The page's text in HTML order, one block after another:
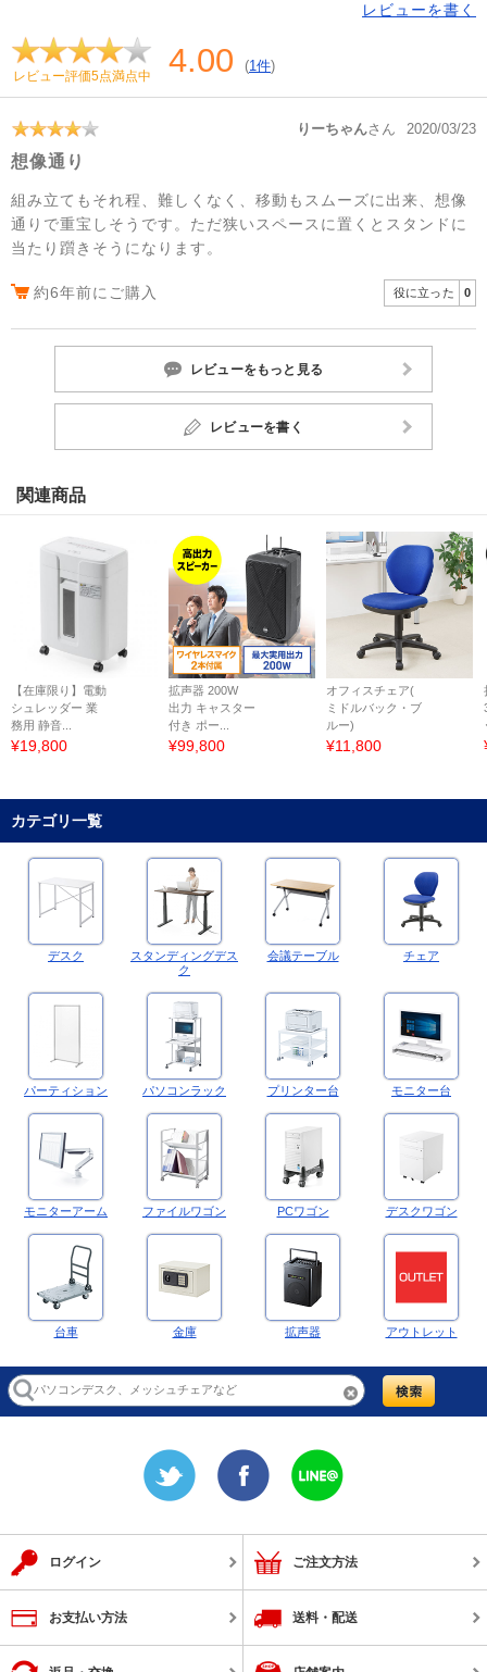
レビューを書く
レビュー評価5点満点中 4.00 (1件)
りーちゃんさん 2020/03/23
想像通り
組み立てもそれ程、難しくなく、移動もスムーズに出来、想像
通りで重宝しそうです。ただ狭いスペースに置くとスタンドに
当たり躓きそうになります。
約6年前にご購入 役に立った 0
レビューをもっと見る
レビューを書く
関連商品
【在庫限り】電動
シュレッダー 業
務用 静音...
¥19,800
拡声器 200W
出力 キャスター
付き ポー...
¥99,800
オフィスチェア(
ミドルバック・ブ
ルー)
¥11,800
カテゴリ一覧
デスク
スタンディングデス
ク
会議テーブル チェア
パーティション パソコンラック プリンター台 モニター台
モニターアーム ファイルワゴン PCワゴン デスクワゴン
台車 金庫 拡声器 アウトレット
ログイン ご注文方法
お支払い方法 送料・配送